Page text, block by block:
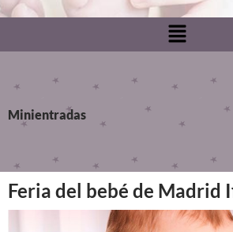
Minientradas
Feria del bebé de Madrid